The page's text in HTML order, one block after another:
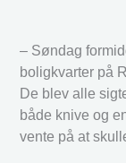
– Søndag
boligkvarter på
De blev alle
både knive og
vente på at